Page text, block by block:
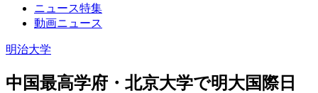
ニュース特集
動画ニュース
明治大学
中国最高学府・北京大学で明大国際日